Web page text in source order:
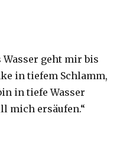
geht mir bis
in tiefem Schlamm,
in tiefe Wasser
mich ersäufen.“